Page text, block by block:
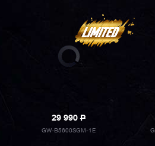
29 990P
GW-B5600SGM-1E